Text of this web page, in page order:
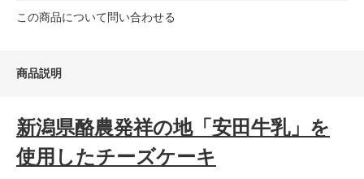
この商品について問い合わせる
商品説明
新潟県酪農発祥の地「安田牛乳」を
使用したチーズケーキ